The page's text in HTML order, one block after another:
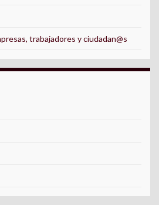
trabajadores y ciudadan@s